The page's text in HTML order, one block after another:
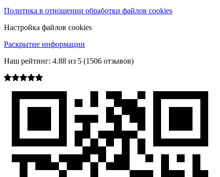
Политика в отношении обработки файлов cookies
Настройка файлов cookies
Раскрытие информации
Наш рейтинг: 4.88 из 5 (1506 отзывов)